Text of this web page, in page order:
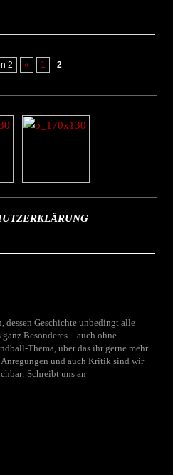
2 « 1 2
dessen Geschichte unbedingt alle
Besonderes – auch ohne
Thema, über das ihr gerne mehr
Anregungen und auch Kritik sind wir
Schreibt uns an